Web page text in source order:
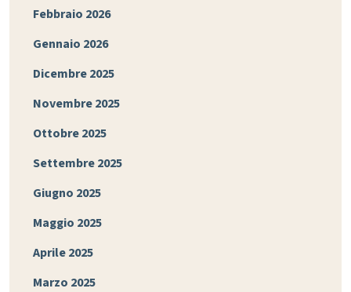
Febbraio 2026
Gennaio 2026
Dicembre 2025
Novembre 2025
Ottobre 2025
Settembre 2025
Giugno 2025
Maggio 2025
Aprile 2025
Marzo 2025